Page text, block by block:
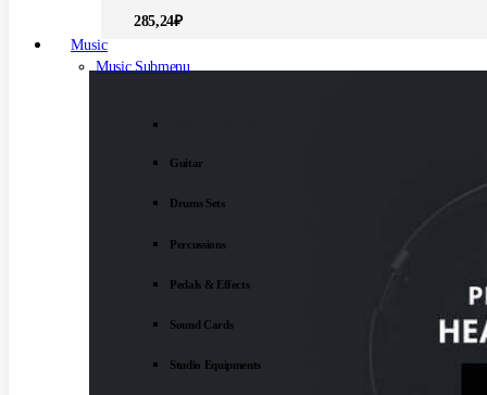
285,24₽
Music
Music Submenu
Guitar
Drums Sets
Percussions
Pedals & Effects
Sound Cards
Studio Equipments